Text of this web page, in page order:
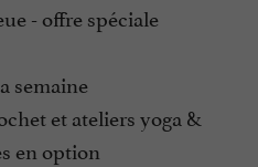
- offre spéciale
semaine
et ateliers yoga &
en option